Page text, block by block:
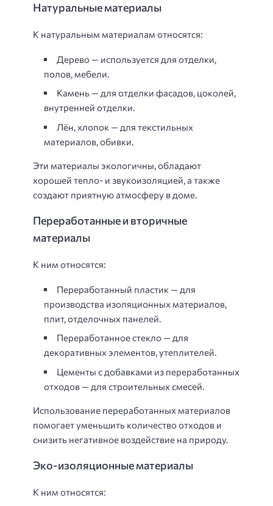
Натуральные материалы
К натуральным материалам относятся:
Дерево — используется для отделки,
полов, мебели.
Камень — для отделки фасадов, цоколей,
внутренней отделки.
Лён, хлопок — для текстильных
материалов, обивки.
Эти материалы экологичны, обладают
хорошей тепло- и звукоизоляцией, а также
создают приятную атмосферу в доме.
Переработанные и вторичные
материалы
К ним относятся:
Переработанный пластик — для
производства изоляционных материалов,
плит, отделочных панелей.
Переработанное стекло — для
декоративных элементов, утеплителей.
Цементы с добавками из переработанных
отходов — для строительных смесей.
Использование переработанных материалов
помогает уменьшить количество отходов и
снизить негативное воздействие на природу.
Эко-изоляционные материалы
К ним относятся: